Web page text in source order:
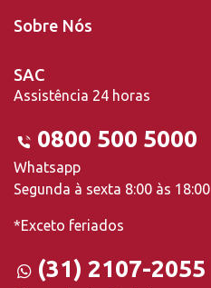
Sobre Nós
SAC
Assistência 24 horas
0800 500 5000
Whatsapp
Segunda à sexta 8:00 às 18:00
*Exceto feriados
(31) 2107-2055